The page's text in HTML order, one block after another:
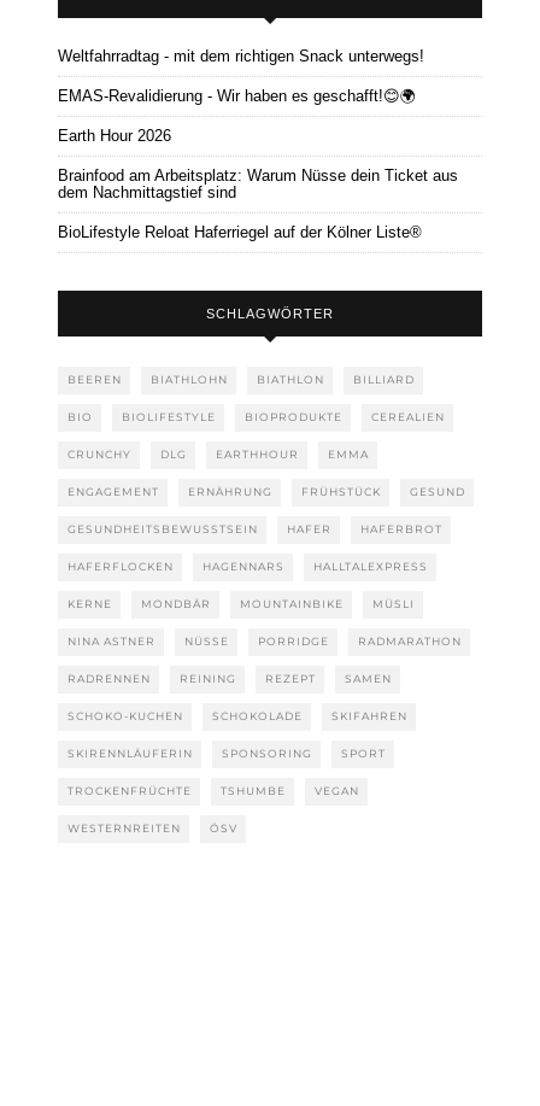
Weltfahrradtag - mit dem richtigen Snack unterwegs!
EMAS-Revalidierung - Wir haben es geschafft!😊🌍
Earth Hour 2026
Brainfood am Arbeitsplatz: Warum Nüsse dein Ticket aus
dem Nachmittagstief sind
BioLifestyle Reloat Haferriegel auf der Kölner Liste®
SCHLAGWÖRTER
BEEREN BIATHLOHN BIATHLON BILLIARD
BIO BIOLIFESTYLE BIOPRODUKTE CEREALIEN
CRUNCHY DLG EARTHHOUR EMMA
ENGAGEMENT ERNÄHRUNG FRÜHSTÜCK GESUND
GESUNDHEITSBEWUSSTSEIN HAFER HAFERBROT
HAFERFLOCKEN HAGENNARS HALLTALEXPRESS
KERNE MONDBÄR MOUNTAINBIKE MÜSLI
NINA ASTNER NÜSSE PORRIDGE RADMARATHON
RADRENNEN REINING REZEPT SAMEN
SCHOKO-KUCHEN SCHOKOLADE SKIFAHREN
SKIRENNLÄUFERIN SPONSORING SPORT
TROCKENFRÜCHTE TSHUMBE VEGAN
WESTERNREITEN ÖSV